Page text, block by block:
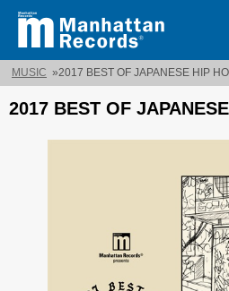
MUSIC »2017 BEST OF JAPANESE HIP
2017 BEST OF